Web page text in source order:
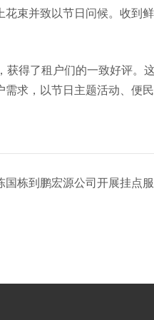
束并致以节日问候。收到
获得了租户们的一致好评。
需求，以节日主题活动、便
国栋到鹏宏源公司开展挂点